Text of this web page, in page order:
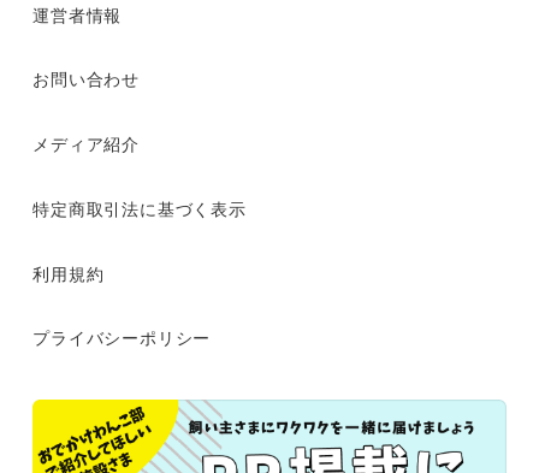
運営者情報
お問い合わせ
メディア紹介
特定商取引法に基づく表示
利用規約
プライバシーポリシー